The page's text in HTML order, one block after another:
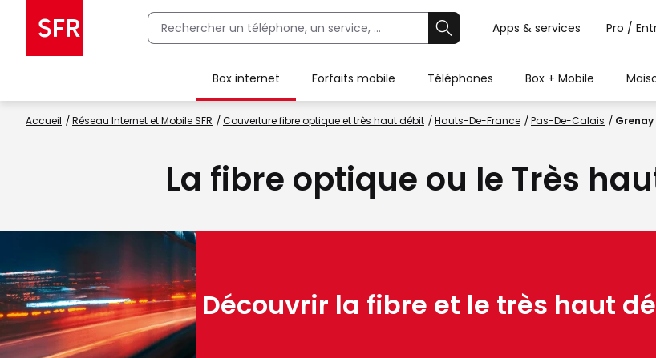
Apps & services Pro /
Box internet Forfaits mobile Téléphones Box + Mobile
Accueil Réseau Internet et Mobile SFR Couverture fibre optique et très haut débit Hauts-De-France Pas-De-Calais Grenay
La fibre optique ou le Très
Découvrir la fibre et le très haut